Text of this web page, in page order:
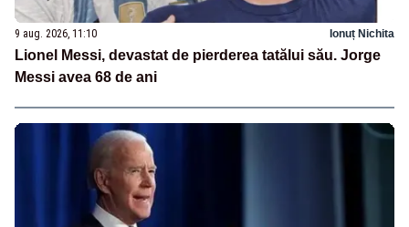
9 aug. 2026, 11:10 Ionuț Nichita
Lionel Messi, devastat de pierderea tatălui său. Jorge
Messi avea 68 de ani